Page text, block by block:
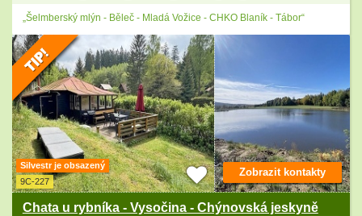
„Šelmberský mlýn - Běleč - Mladá Vožice - CHKO Blaník - Tábor“
Silvestr je obsazený
9C-227
Chata u rybníka - Vysočina - Chýnovská jeskyně
Zobrazit kontakty